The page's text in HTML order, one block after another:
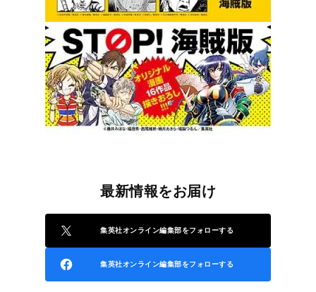
最新情報をお届け
集英社オンライン編集部をフォローする
集英社オンライン編集部をフォローする